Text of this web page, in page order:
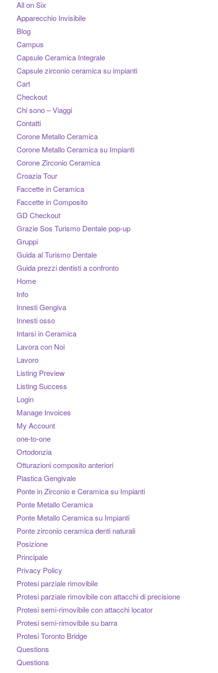
All on Six
Apparecchio Invisibile
Blog
Campus
Capsule Ceramica Integrale
Capsule zirconio ceramica su impianti
Cart
Checkout
Chi sono – Viaggi
Contatti
Corone Metallo Ceramica
Corone Metallo Ceramica su Impianti
Corone Zirconio Ceramica
Croazia Tour
Faccette in Ceramica
Faccette in Composito
GD Checkout
Grazie Sos Turismo Dentale pop-up
Gruppi
Guida al Turismo Dentale
Guida prezzi dentisti a confronto
Home
Info
Innesti Gengiva
Innesti osso
Intarsi in Ceramica
Lavora con Noi
Lavoro
Listing Preview
Listing Success
Login
Manage Invoices
My Account
one-to-one
Ortodonzia
Otturazioni composito anteriori
Plastica Gengivale
Ponte in Zirconio e Ceramica su Impianti
Ponte Metallo Ceramica
Ponte Metallo Ceramica su Impianti
Ponte zirconio ceramica denti naturali
Posizione
Principale
Privacy Policy
Protesi parziale rimovibile
Protesi parziale rimovibile con attacchi di precisione
Protesi semi-rimovibile con attacchi locator
Protesi semi-rimovibile su barra
Protesi Toronto Bridge
Questions
Questions